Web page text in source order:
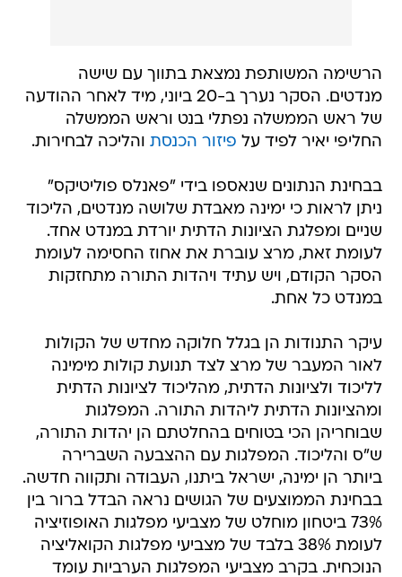
הרשימה המשותפת נמצאת בתווך עם שישה
מנדטים. הסקר נערך ב-20 ביוני, מיד לאחר ההודעה
של ראש הממשלה נפתלי בנט וראש הממשלה
החליפי יאיר לפיד על פיזור הכנסת והליכה לבחירות.
בבחינת הנתונים שנאספו בידי "פאנלס פוליטיקס"
ניתן לראות כי ימינה מאבדת שלושה מנדטים, הליכוד
שניים ומפלגת הציונות הדתית יורדת במנדט אחד.
לעומת זאת, מרצ עוברת את אחוז החסימה לעומת
הסקר הקודם, ויש עתיד ויהדות התורה מתחזקות
במנדט כל אחת.
עיקר התנודות הן בגלל חלוקה מחדש של הקולות
לאור המעבר של מרצ לצד תנועת קולות מימינה
לליכוד ולציונות הדתית, מהליכוד לציונות הדתית
ומהציונות הדתית ליהדות התורה. המפלגות
שבוחריהן הכי בטוחים בהחלטתם הן יהדות התורה,
ש"ס והליכוד. המפלגות עם ההצבעה השברירה
ביותר הן ימינה, ישראל ביתנו, העבודה ותקווה חדשה.
בבחינת הממוצעים של הגושים נראה הבדל ברור בין
73% ביטחון מוחלט של מצביעי מפלגות האופוזיציה
לעומת 38% בלבד של מצביעי מפלגות הקואליציה
הנוכחית. בקרב מצביעי המפלגות הערביות עומד